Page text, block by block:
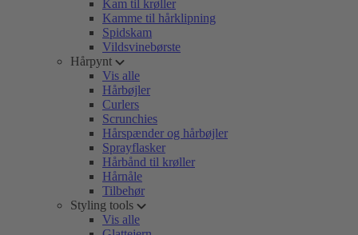
Kam til krøller
Kamme til hårklipning
Spidskam
Vildsvinebørste
Hårpynt
Vis alle
Hårbøjler
Curlers
Scrunchies
Hårspænder og hårbøjler
Sprayflasker
Hårbånd til krøller
Hårnåle
Tilbehør
Styling tools
Vis alle